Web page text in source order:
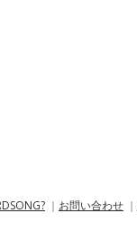
｜ お問い合わせ ｜